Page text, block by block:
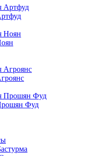
Артфуд
Ноян
Агроянс
Прошян Фуд
Фуд